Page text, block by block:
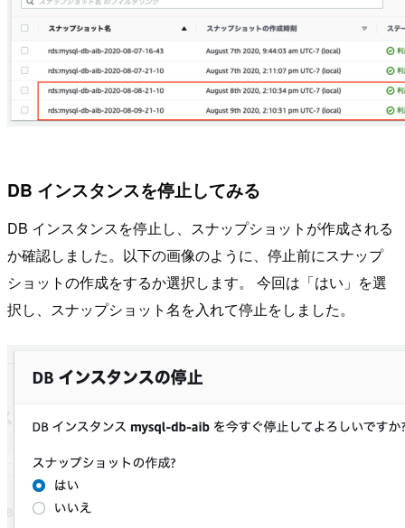
DB インスタンスを停止してみる
DB インスタンスを停止し、スナップショットが作成される
か確認しました。以下の画像のように、停止前にスナップ
ショットの作成をするか選択します。 今回は「はい」を選
択し、スナップショット名を入れて停止をしました。